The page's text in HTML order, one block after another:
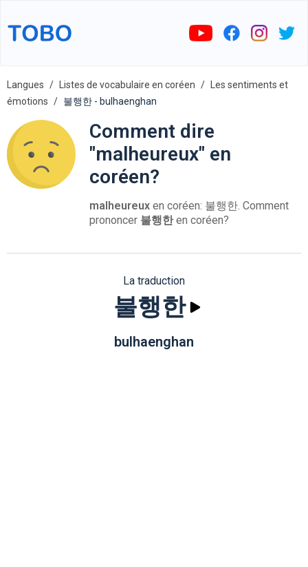
Langues Listes de vocabulaire en coréen
Les sentiments et
émotions
불행한 - bulhaenghan
Comment dire
"malheureux" en
coréen?
malheureux en coréen: 불행한. Comment
prononcer 불행한en coréen?
La traduction
불행한
bulhaenghan